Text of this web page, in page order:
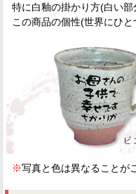
特に白釉の掛かり方(白い部
この商品の個性(世界にひと
※写真と色は異なることが